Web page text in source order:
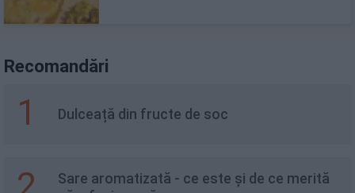
Recomandări
1 Dulceață din fructe de soc
Sare aromatizată - ce este și de ce merită